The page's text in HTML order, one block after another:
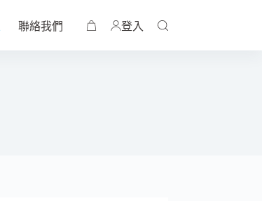
聯絡我們 登入